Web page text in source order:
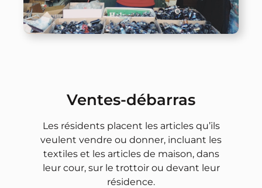
Ventes-débarras
Les résidents placent les articles qu’ils
veulent vendre ou donner, incluant les
textiles et les articles de maison, dans
leur cour, sur le trottoir ou devant leur
résidence.